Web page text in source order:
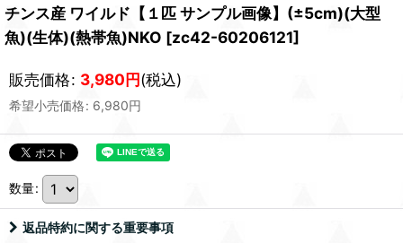
チンス産 ワイルド【１匹 サンプル画像】(±5cm)(大型
魚)(生体)(熱帯魚)NKO [zc42-60206121]
販売価格: 3,980円(税込)
希望小売価格: 6,980円
数量:
返品特約に関する重要事項